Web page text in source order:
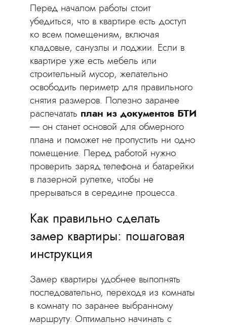
Перед началом работы стоит
убедиться, что в квартире есть доступ
ко всем помещениям, включая
кладовые, санузлы и лоджии. Если в
квартире уже есть мебель или
строительный мусор, желательно
освободить периметр для правильного
снятия размеров. Полезно заранее
распечатать план из документов БТИ
— он станет основой для обмерного
плана и поможет не пропустить ни одно
помещение. Перед работой нужно
проверить заряд телефона и батарейки
в лазерной рулетке, чтобы не
прерываться в середине процесса.
Как правильно сделать
замер квартиры: пошаговая
инструкция
Замер квартиры удобнее выполнять
последовательно, переходя из комнаты
в комнату по заранее выбранному
маршруту. Оптимально начинать с